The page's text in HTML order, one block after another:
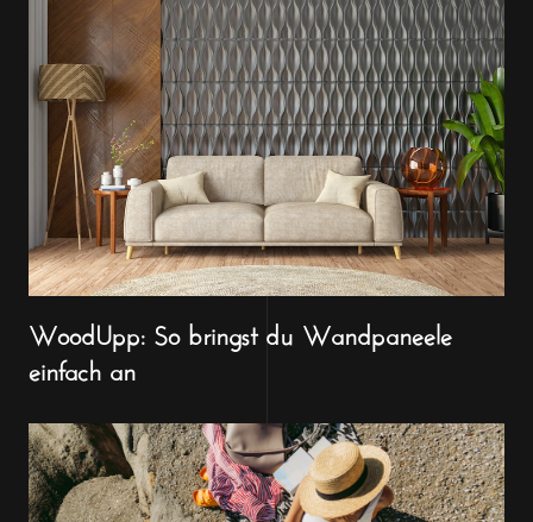
WoodUpp: So bringst du Wandpaneele
einfach an